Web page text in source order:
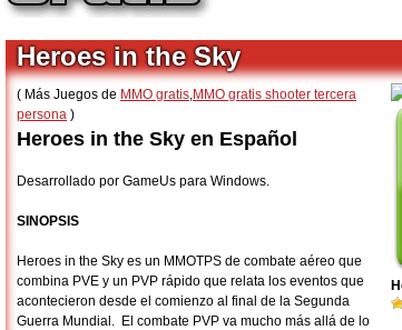
Heroes in the Sky
( Más Juegos de MMO gratis,MMO gratis shooter tercera
persona )
Heroes in the Sky en Español
Desarrollado por GameUs para Windows.
SINOPSIS
Heroes in the Sky es un MMOTPS de combate aéreo que
combina PVE y un PVP rápido que relata los eventos que
acontecieron desde el comienzo al final de la Segunda
Guerra Mundial. El combate PVP va mucho más allá de lo